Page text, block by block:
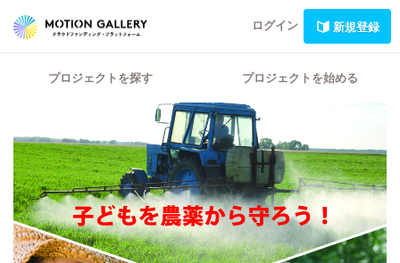
ログイン 新規登録
プロジェクトを探す プロジェクトを始める